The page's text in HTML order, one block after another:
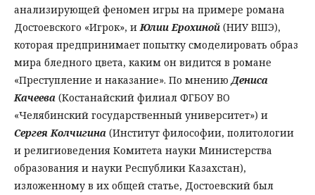
анализирующей феномен игры на примере романа
Достоевского «Игрок», иЮлии Ерохиной (НИУ ВШЭ),
которая предпринимает попытку смоделировать образ
мира бледного цвета, каким он видится в романе
«Преступление и наказание». По мнениюДениса
Качеева (Костанайский филиал ФГБОУ ВО
«Челябинский государственный университет») и
Сергея Колчигина (Институт философии, политологии
и религиоведения Комитета науки Министерства
образования и науки Республики Казахстан),
изложенному в их общей статье, Достоевский был